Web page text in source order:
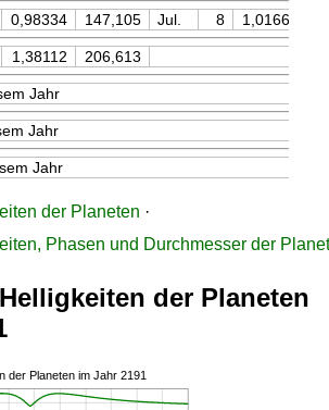
0,98334 147,105 Jul. 8 1,01660
1,38112 206,613
Jahr
Jahr
Jahr
der Planeten ·
Phasen und Durchmesser der
der Planeten